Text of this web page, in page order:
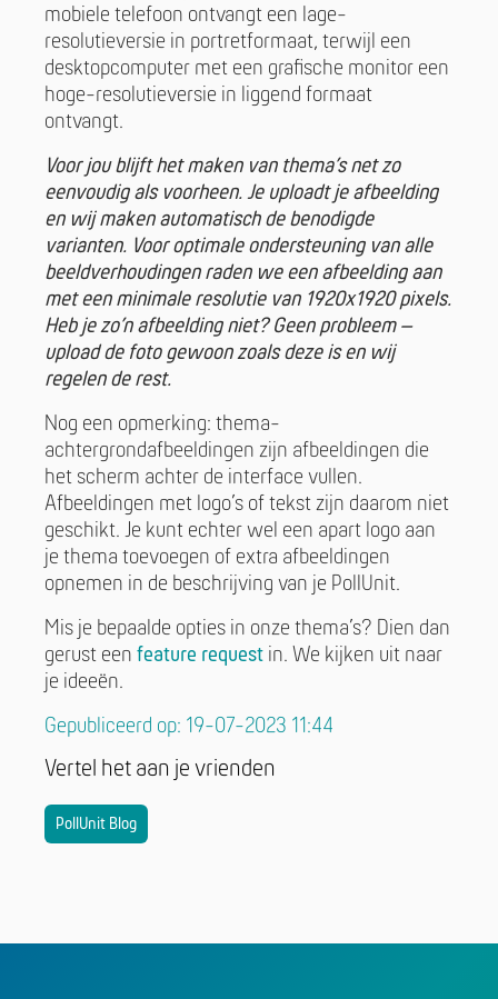
mobiele telefoon ontvangt een lage-
resolutieversie in portretformaat, terwijl een
desktopcomputer met een grafische monitor een
hoge-resolutieversie in liggend formaat
ontvangt.
Voor jou blijft het maken van thema’s net zo
eenvoudig als voorheen. Je uploadt je afbeelding
en wij maken automatisch de benodigde
varianten. Voor optimale ondersteuning van alle
beeldverhoudingen raden we een afbeelding aan
met een minimale resolutie van 1920x1920 pixels.
Heb je zo’n afbeelding niet? Geen probleem –
upload de foto gewoon zoals deze is en wij
regelen de rest.
Nog een opmerking: thema-
achtergrondafbeeldingen zijn afbeeldingen die
het scherm achter de interface vullen.
Afbeeldingen met logo’s of tekst zijn daarom niet
geschikt. Je kunt echter wel een apart logo aan
je thema toevoegen of extra afbeeldingen
opnemen in de beschrijving van je PollUnit.
Mis je bepaalde opties in onze thema’s? Dien dan
gerust een feature request in. We kijken uit naar
je ideeën.
Gepubliceerd op: 19-07-2023 11:44
Vertel het aan je vrienden
PollUnit Blog